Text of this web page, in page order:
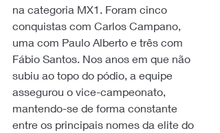
na categoria MX1. Foram cinco
conquistas com Carlos Campano,
uma com Paulo Alberto e três com
Fábio Santos. Nos anos em que não
subiu ao topo do pódio, a equipe
assegurou o vice-campeonato,
mantendo-se de forma constante
entre os principais nomes da elite do